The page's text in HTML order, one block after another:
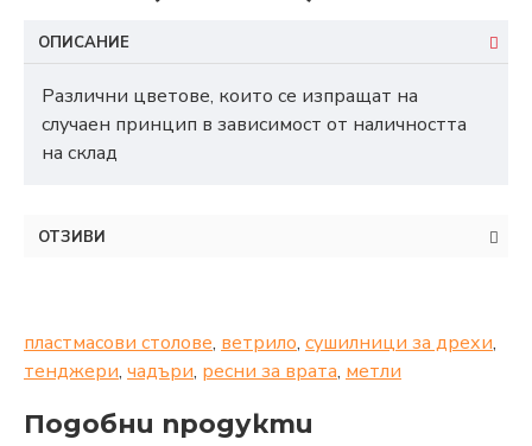
ОПИСАНИЕ
Различни цветове, които се изпращат на
случаен принцип в зависимост от наличността
на склад
ОТЗИВИ
пластмасови столове, ветрило, сушилници за дрехи,
тенджери, чадъри, ресни за врата, метли
Подобни продукти